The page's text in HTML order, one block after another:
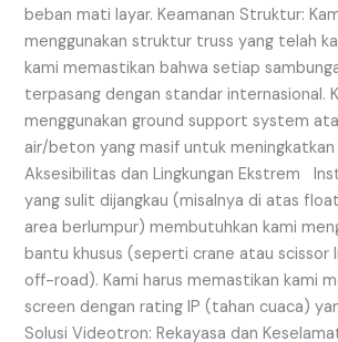
beban mati layar. Keamanan Struktur:
menggunakan struktur truss yang telah
kami memastikan bahwa setiap
terpasang dengan standar internasional.
menggunakan ground support system
air/beton yang masif untuk
Aksesibilitas dan Lingkungan Ekstrem
yang sulit dijangkau (misalnya di atas
area berlumpur) membutuhkan kami
bantu khusus (seperti crane atau scissor
off-road). Kami harus memastikan kami
screen dengan rating IP (tahan cuaca)
Solusi Videotron: Rekayasa dan